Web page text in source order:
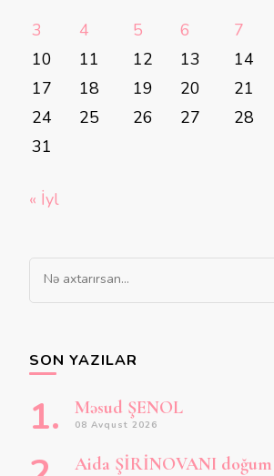
3
4 5 6 7
10
11 12 13 14
17
18 19 20 21
24
25 26 27 28
31
« İyl
Bir
şey
SON YAZILAR
Məsud ŞENOL
08 Avqust 2026
Aida ŞİRİNOVANI